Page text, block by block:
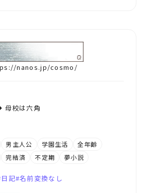
nanos.jp/cosmo/
母校は六角
男主人公 学園生活
全年齢
完結済 不定期 夢小説
日記 名前変換なし